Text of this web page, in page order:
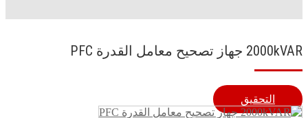
2000kVAR جهاز تصحيح معامل القدرة PFC
التحقيق